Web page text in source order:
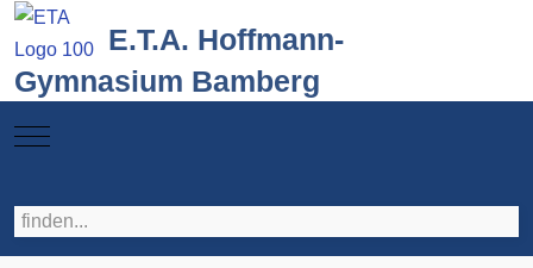
E.T.A. Hoffmann-
Gymnasium Bamberg
Mobile Menu Toggle